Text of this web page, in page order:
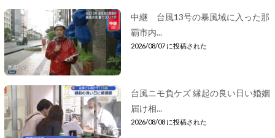
中継 台風13号の暴風域に入った那
覇市内...
2026/08/07 に投稿された
台風ニモ負ケズ 縁起の良い日い婚姻
届け相...
2026/08/08 に投稿された